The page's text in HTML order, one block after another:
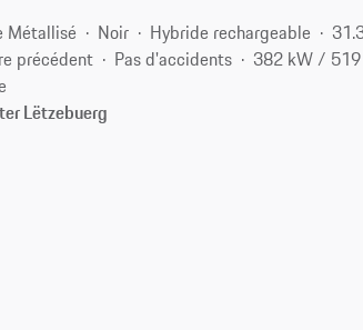
Métallisé Noir Hybride rechargeable
précédent
Pas d'accidents 382 kW /
Lëtzebuerg